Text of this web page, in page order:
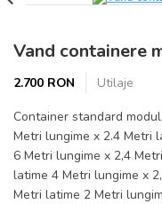
Vand containere
2.700 RON
Utilaje
Container standard
Metri lungime x 2.4 Metri
6 Metri lungime x 2,4
latime 4 Metri lungime x
Metri latime 2 Metri